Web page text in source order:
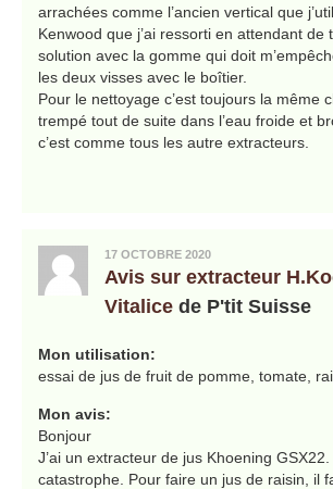
arrachées comme l’ancien vertical que
Kenwood que j’ai ressorti en attendant de
solution avec la gomme qui doit
les deux visses avec le boîtier.
Pour le nettoyage c’est toujours la même
trempé tout de suite dans l’eau froide et
c’est comme tous les autre extracteurs.
17 OCTOBRE 2020
Avis sur extracteur
Vitalice de P'tit Suisse
Mon utilisation:
essai de jus de fruit de pomme, tomate,
Mon avis:
Bonjour
J’ai un extracteur de jus Khoening GSX22.
catastrophe. Pour faire un jus de raisin, il